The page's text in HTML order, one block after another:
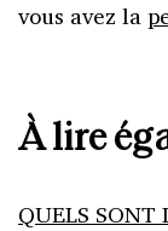
vous avez la
À lire
QUELS SONT